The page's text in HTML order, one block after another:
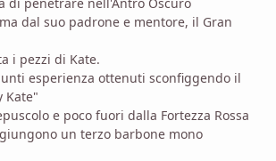
dal suo padrone e mentore, il Gran
i pezzi di Kate.
esperienza ottenuti sconfiggendo il
Kate"
e poco fuori dalla Fortezza Rossa
un terzo barbone mono